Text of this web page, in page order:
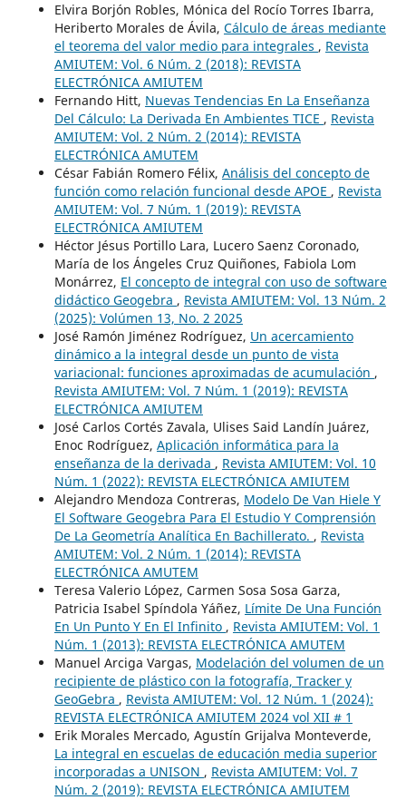
Elvira Borjón Robles, Mónica del Rocío Torres Ibarra,
Heriberto Morales de Ávila, Cálculo de áreas mediante
el teorema del valor medio para integrales , Revista
AMIUTEM: Vol. 6 Núm. 2 (2018): REVISTA
ELECTRÓNICA AMIUTEM
Fernando Hitt, Nuevas Tendencias En La Enseñanza
Del Cálculo: La Derivada En Ambientes TICE , Revista
AMIUTEM: Vol. 2 Núm. 2 (2014): REVISTA
ELECTRÓNICA AMUTEM
César Fabián Romero Félix, Análisis del concepto de
función como relación funcional desde APOE , Revista
AMIUTEM: Vol. 7 Núm. 1 (2019): REVISTA
ELECTRÓNICA AMIUTEM
Héctor Jésus Portillo Lara, Lucero Saenz Coronado,
María de los Ángeles Cruz Quiñones, Fabiola Lom
Monárrez, El concepto de integral con uso de software
didáctico Geogebra , Revista AMIUTEM: Vol. 13 Núm. 2
(2025): Volúmen 13, No. 2 2025
José Ramón Jiménez Rodríguez, Un acercamiento
dinámico a la integral desde un punto de vista
variacional: funciones aproximadas de acumulación ,
Revista AMIUTEM: Vol. 7 Núm. 1 (2019): REVISTA
ELECTRÓNICA AMIUTEM
José Carlos Cortés Zavala, Ulises Said Landín Juárez,
Enoc Rodríguez, Aplicación informática para la
enseñanza de la derivada , Revista AMIUTEM: Vol. 10
Núm. 1 (2022): REVISTA ELECTRÓNICA AMIUTEM
Alejandro Mendoza Contreras, Modelo De Van Hiele Y
El Software Geogebra Para El Estudio Y Comprensión
De La Geometría Analítica En Bachillerato. , Revista
AMIUTEM: Vol. 2 Núm. 1 (2014): REVISTA
ELECTRÓNICA AMUTEM
Teresa Valerio López, Carmen Sosa Sosa Garza,
Patricia Isabel Spíndola Yáñez, Límite De Una Función
En Un Punto Y En El Infinito , Revista AMIUTEM: Vol. 1
Núm. 1 (2013): REVISTA ELECTRÓNICA AMUTEM
Manuel Arciga Vargas, Modelación del volumen de un
recipiente de plástico con la fotografía, Tracker y
GeoGebra , Revista AMIUTEM: Vol. 12 Núm. 1 (2024):
REVISTA ELECTRÓNICA AMIUTEM 2024 vol XII # 1
Erik Morales Mercado, Agustín Grijalva Monteverde,
La integral en escuelas de educación media superior
incorporadas a UNISON , Revista AMIUTEM: Vol. 7
Núm. 2 (2019): REVISTA ELECTRÓNICA AMIUTEM